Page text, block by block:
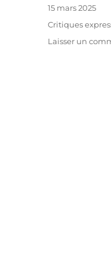
Publié
15 mars 2025
Catégories
Critiques
Laisser un